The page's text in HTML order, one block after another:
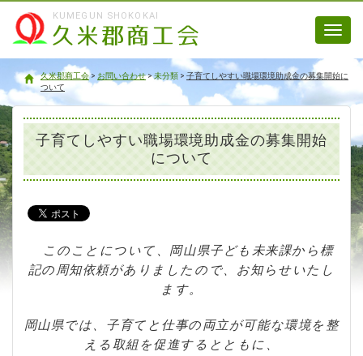
KUMEGUN SHOKOKAI
久米郡商工会
久米郡商工会> お問い合わせ>未分類 > 子育てしやすい職場環境助成金の募集開始に
ついて
子育てしやすい職場環境助成金の募集開始
について
このことについて、岡山県子ども未来課から標
記の周知依頼がありましたので、お知らせいたし
ます。
岡山県では、子育てと仕事の両立が可能な環境を整
える取組を促進するとともに、